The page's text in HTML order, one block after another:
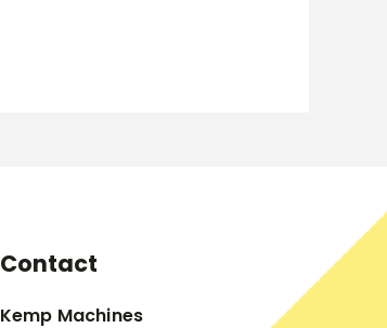
Contact
Kemp Machines